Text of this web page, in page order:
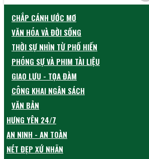
CHẮP CÁNH ƯỚC MƠ
VĂN HÓA VÀ ĐỜI SỐNG
THỜI SỰ NHÌN TỪ PHỐ HIẾN
PHÓNG SỰ VÀ PHIM TÀI LIỆU
GIAO LƯU - TỌA ĐÀM
CÔNG KHAI NGÂN SÁCH
VĂN BẢN
HƯNG YÊN 24/7
AN NINH - AN TOÀN
NÉT ĐẸP XỨ NHÃN